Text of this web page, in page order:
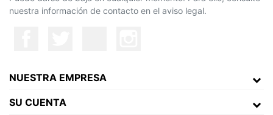
nuestra información de contacto en el aviso legal.
NUESTRA EMPRESA
SU CUENTA